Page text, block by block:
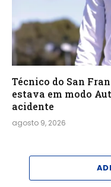
Técnico do San
estava em modo
acidente
agosto 9, 2026